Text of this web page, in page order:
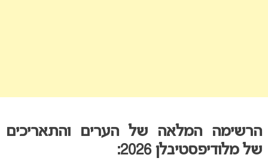
הרשימה המלאה של הערים והתאריכים
של מלודיפסטיבלן 2026: